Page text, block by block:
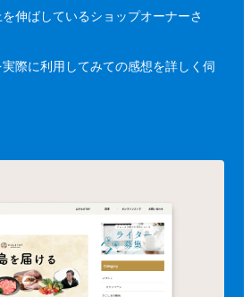
伸ばしているショップオーナーさ
際に利用してみての感想を詳しく伺